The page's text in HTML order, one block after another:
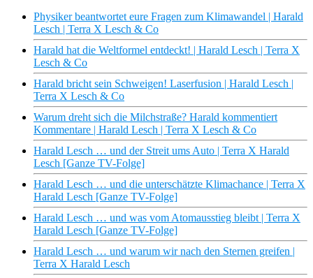
Physiker beantwortet eure Fragen zum Klimawandel | Harald
Lesch | Terra X Lesch & Co
Harald hat die Weltformel entdeckt! | Harald Lesch | Terra X
Lesch & Co
Harald bricht sein Schweigen! Laserfusion | Harald Lesch |
Terra X Lesch & Co
Warum dreht sich die Milchstraße? Harald kommentiert
Kommentare | Harald Lesch | Terra X Lesch & Co
Harald Lesch … und der Streit ums Auto | Terra X Harald
Lesch [Ganze TV-Folge]
Harald Lesch … und die unterschätzte Klimachance | Terra X
Harald Lesch [Ganze TV-Folge]
Harald Lesch … und was vom Atomausstieg bleibt | Terra X
Harald Lesch [Ganze TV-Folge]
Harald Lesch … und warum wir nach den Sternen greifen |
Terra X Harald Lesch